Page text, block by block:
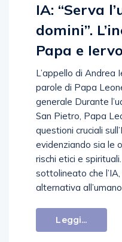
IA: “Serva
domini”.
Papa e
L’appello di Andrea
parole di Papa
generale Durante
San Pietro, Papa
questioni cruciali
evidenziando sia le
rischi etici e
sottolineato che
alternativa
Leggi...